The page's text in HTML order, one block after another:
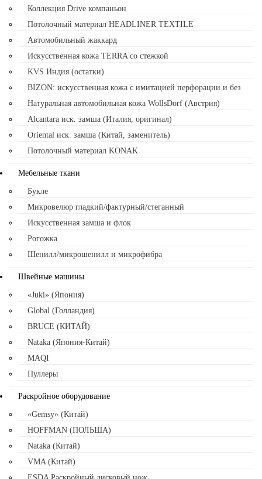
Коллекция Drive компаньон
Потолочный материал HEADLINER TEXTILE
Автомобильный жаккард
Искусственная кожа TERRA со стежкой
KVS Индия (остатки)
BIZON: искусственная кожа с имитацией перфорации и без
Натуральная автомобильная кожа WollsDorf (Австрия)
Alcantara иск. замша (Италия, оригинал)
Oriental иск. замша (Китай, заменитель)
Потолочный материал KONAK
Мебельные ткани
Букле
Микровелюр гладкий/фактурный/стеганный
Искусственная замша и флок
Рогожка
Шенилл/микрошенилл и микрофибра
Швейные машины
«Juki» (Япония)
Global (Голландия)
BRUCE (КИТАЙ)
Nataka (Япония-Китай)
MAQI
Пуллеры
Раскройное оборудование
«Gemsy» (Китай)
HOFFMAN (ПОЛЬША)
Nataka (Китай)
VMA (Китай)